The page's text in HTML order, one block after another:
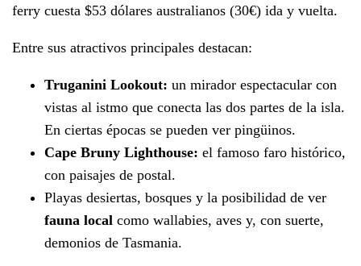
ferry cuesta $53 dólares australianos (30€) ida y vuelta.
Entre sus atractivos principales destacan:
Truganini Lookout: un mirador espectacular con
vistas al istmo que conecta las dos partes de la isla.
En ciertas épocas se pueden ver pingüinos.
Cape Bruny Lighthouse: el famoso faro histórico,
con paisajes de postal.
Playas desiertas, bosques y la posibilidad de ver
fauna local como wallabies, aves y, con suerte,
demonios de Tasmania.